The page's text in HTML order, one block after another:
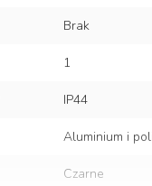
Brak
1
IP44
Aluminium i
Czarne